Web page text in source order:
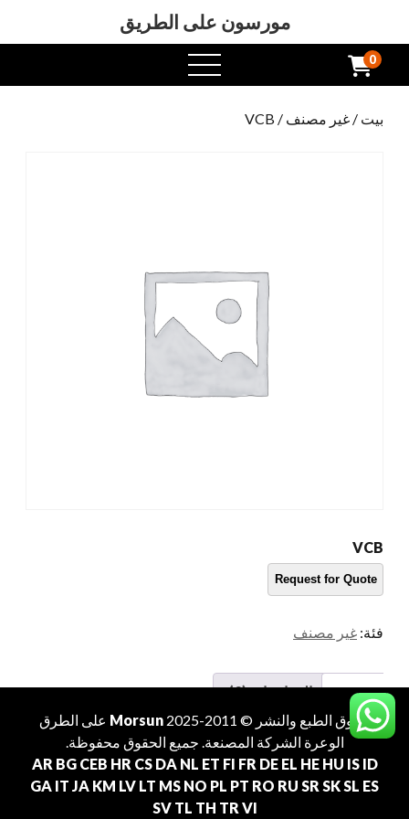
مورسون على الطريق
افتح
القائمة
0
بيت / غير مصنف / VCB
VCB
فئة: غير مصنف
وصف المراجعات (0)
وصف
cvbcvb
حقوق الطبع والنشر © 2011-2025 Morsun على الطرق
الوعرة الشركة المصنعة. جميع الحقوق محفوظة.
AR BG CEB HR CS DA NL ET FI FR DE EL HE HU IS ID
GA IT JA KM LV LT MS NO PL PT RO RU SR SKSL ES
SV TL TH TR VI